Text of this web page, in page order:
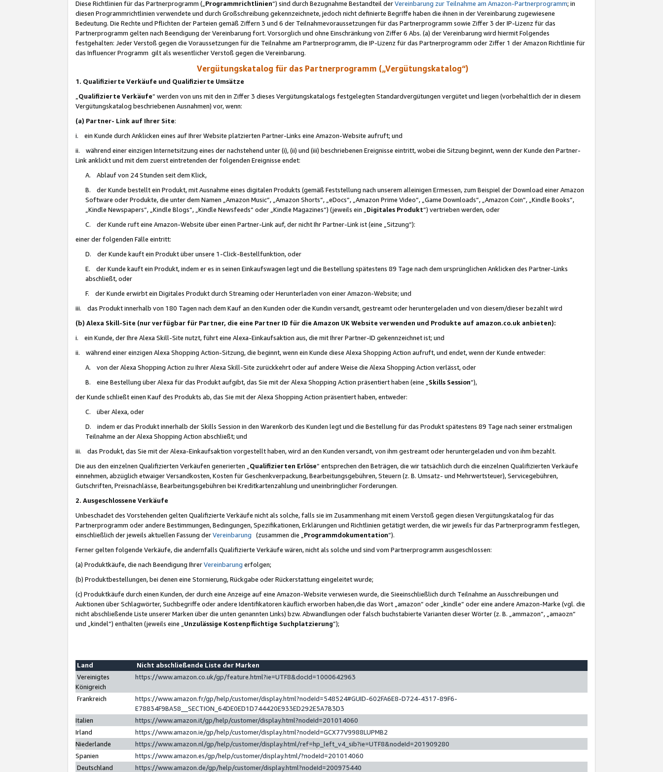
Diese Richtlinien für das Partnerprogramm („Programmrichtlinien“) sind durch Bezugnahme Bestandteil derVereinbarung zur Teilnahme am Amazon-Partnerprogramm; in
diesen Programmrichtlinien verwendete und durch Großschreibung gekennzeichnete, jedoch nicht definierte Begriffe haben die ihnen in der Vereinbarung zugewiesene
Bedeutung. Die Rechte und Pflichten der Parteien gemäß Ziffern 3 und 6 der Teilnahmevoraussetzungen für das Partnerprogramm sowie Ziffer 3 der IP-Lizenz für das
Partnerprogramm gelten nach Beendigung der Vereinbarung fort. Vorsorglich und ohne Einschränkung von Ziffer 6 Abs. (a) der Vereinbarung wird hiermit Folgendes
festgehalten: Jeder Verstoß gegen die Voraussetzungen für die Teilnahme am Partnerprogramm, die IP-Lizenz für das Partnerprogramm oder Ziffer 1 der Amazon Richtlinie für
das Influencer Programm gilt als wesentlicher Verstoß gegen die Vereinbarung.
Vergütungskatalog für das Partnerprogramm („Vergütungskatalog“)
1. Qualifizierte Verkäufe und Qualifizierte Umsätze
Qualifizierte Verkäufe“ werden von uns mit den in Ziffer 3 dieses Vergütungskatalogs festgelegten Standardvergütungen vergütet und liegen (vorbehaltlich der in diesem
Vergütungskatalog beschriebenen Ausnahmen) vor, wenn:
(a) Partner- Link auf Ihrer Site:
i. ein Kunde durch Anklicken eines auf Ihrer Website platzierten Partner-Links eine Amazon-Website aufruft; und
ii. während einer einzigen Internetsitzung eines der nachstehend unter (i), (ii) und (iii) beschriebenen Ereignisse eintritt, wobei die Sitzung beginnt, wenn der Kunde den Partner-
Link anklickt und mit dem zuerst eintretenden der folgenden Ereignisse endet:
A. Ablauf von 24 Stunden seit dem Klick,
B. der Kunde bestellt ein Produkt, mit Ausnahme eines digitalen Produkts (gemäß Feststellung nach unserem alleinigen Ermessen, zum Beispiel der Download einer Amazon
Software oder Produkte, die unter dem Namen „Amazon Music“, „Amazon Shorts“, „eDocs“, „Amazon Prime Video“, „Game Downloads“, „Amazon Coin“, „Kindle Books“,
„Kindle Newspapers“, „Kindle Blogs“, „Kindle Newsfeeds“ oder „Kindle Magazines“) (jeweils ein „ Digitales Produkt“) vertrieben werden, oder
C. der Kunde ruft eine Amazon-Website über einen Partner-Link auf, der nicht Ihr Partner-Link ist (eine „Sitzung“):
einer der folgenden Fälle eintritt:
D. der Kunde kauft ein Produkt über unsere 1-Click-Bestellfunktion, oder
E. der Kunde kauft ein Produkt, indem er es in seinen Einkaufswagen legt und die Bestellung spätestens 89 Tage nach dem ursprünglichen Anklicken des Partner-Links
abschließt, oder
F. der Kunde erwirbt ein Digitales Produkt durch Streaming oder Herunterladen von einer Amazon-Website; und
iii. das Produkt innerhalb von 180 Tagen nach dem Kauf an den Kunden oder die Kundin versandt, gestreamt oder heruntergeladen und von diesem/dieser bezahlt wird
(b) Alexa Skill-Site (nur verfügbar für Partner, die eine Partner ID für die Amazon UK Website verwenden und Produkte auf amazon.co.uk anbieten):
i. ein Kunde, der Ihre Alexa Skill-Site nutzt, führt eine Alexa-Einkaufsaktion aus, die mit Ihrer Partner-ID gekennzeichnet ist; und
ii. während einer einzigen Alexa Shopping Action-Sitzung, die beginnt, wenn ein Kunde diese Alexa Shopping Action aufruft, und endet, wenn der Kunde entweder:
A. von der Alexa Shopping Action zu Ihrer Alexa Skill-Site zurückkehrt oder auf andere Weise die Alexa Shopping Action verlässt, oder
B. eine Bestellung über Alexa für das Produkt aufgibt, das Sie mit der Alexa Shopping Action präsentiert haben (eine „ Skills Session“),
der Kunde schließt einen Kauf des Produkts ab, das Sie mit der Alexa Shopping Action präsentiert haben, entweder:
C. über Alexa, oder
D. indem er das Produkt innerhalb der Skills Session in den Warenkorb des Kunden legt und die Bestellung für das Produkt spätestens 89 Tage nach seiner erstmaligen
Teilnahme an der Alexa Shopping Action abschließt; und
iii. das Produkt, das Sie mit der Alexa-Einkaufsaktion vorgestellt haben, wird an den Kunden versandt, von ihm gestreamt oder heruntergeladen und von ihm bezahlt.
Die aus den einzelnen Qualifizierten Verkäufen generierten „ Qualifizierten Erlöse“ entsprechen den Beträgen, die wir tatsächlich durch die einzelnen Qualifizierten Verkäufe
einnehmen, abzüglich etwaiger Versandkosten, Kosten für Geschenkverpackung, Bearbeitungsgebühren, Steuern (z. B. Umsatz- und Mehrwertsteuer), Servicegebühren,
Gutschriften, Preisnachlässe, Bearbeitungsgebühren bei Kreditkartenzahlung und uneinbringlicher Forderungen.
2. Ausgeschlossene Verkäufe
Unbeschadet des Vorstehenden gelten Qualifizierte Verkäufe nicht als solche, falls sie im Zusammenhang mit einem Verstoß gegen diesen Vergütungskatalog für das
Partnerprogramm oder andere Bestimmungen, Bedingungen, Spezifikationen, Erklärungen und Richtlinien getätigt werden, die wir jeweils für das Partnerprogramm festlegen,
einschließlich der jeweils aktuellen Fassung derVereinbarung (zusammen die „ Programmdokumentation“).
Ferner gelten folgende Verkäufe, die andernfalls Qualifizierte Verkäufe wären, nicht als solche und sind vom Partnerprogramm ausgeschlossen:
(a) Produktkäufe, die nach Beendigung IhrerVereinbarung erfolgen;
(b) Produktbestellungen, bei denen eine Stornierung, Rückgabe oder Rückerstattung eingeleitet wurde;
(c) Produktkäufe durch einen Kunden, der durch eine Anzeige auf eine Amazon-Website verwiesen wurde, die Sieeinschließlich durch Teilnahme an Ausschreibungen und
Auktionen über Schlagwörter, Suchbegriffe oder andere Identifikatoren käuflich erworben haben,die das Wort „amazon“ oder „kindle“ oder eine andere Amazon-Marke (vgl. die
nicht abschließende Liste unserer Marken über die unten genannten Links) bzw. Abwandlungen oder falsch buchstabierte Varianten dieser Wörter (z. B. „ammazon“, „amaozn“
und „kindel“) enthalten (jeweils eine „ Unzulässige Kostenpflichtige Suchplatzierung”);
Land
Nicht abschließende Liste der Marken
Vereinigtes
Königreich
https://www.amazon.co.uk/gp/feature.html?ie=UTF8&docId=1000642963
Frankreich
https://www.amazon.fr/gp/help/customer/display.html?nodeId=548524#GUID-602FA6E8-D724-4317-89F6-
E78834F9BA58__SECTION_64DE0ED1D744420E933ED292E5A7B3D3
Italien
https://www.amazon.it/gp/help/customer/display.html?nodeId=201014060
Irland
https://www.amazon.ie/gp/help/customer/display.html?nodeId=GCX77V9988LUPMB2
Niederlande
https://www.amazon.nl/gp/help/customer/display.html/ref=hp_left_v4_sib?ie=UTF8&nodeId=201909280
Spanien
https://www.amazon.es/gp/help/customer/display.html/?nodeId=201014060
Deutschland
https://www.amazon.de/gp/help/customer/display.html?nodeId=200975440